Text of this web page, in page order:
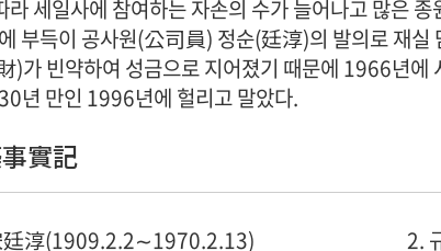
라 세일사에 참여하는 자손의 수가 늘어나고 많은
부득이 공사원(公司員) 정순(廷淳)의 발의로 재
)가 빈약하여 성금으로 지어졌기 때문에 1966년
년 만인 1996년에 헐리고 말았다.
實記
廷淳(1909.2.2∼1970.2.13) 2.